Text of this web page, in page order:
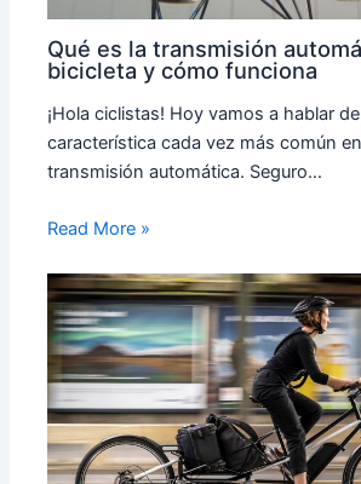
Qué es la transmisión
bicicleta y cómo funciona
¡Hola ciclistas! Hoy vamos a hablar
característica cada vez más común
transmisión automática. Seguro…
Read More »